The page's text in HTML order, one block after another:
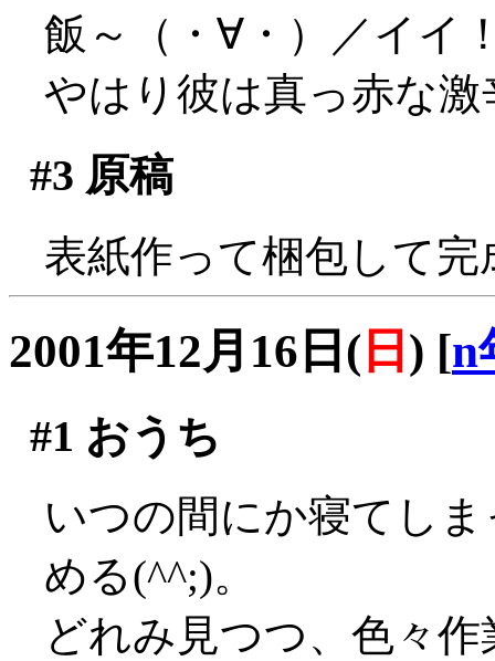
飯～（・∀・）／イイ
やはり彼は真っ赤な
#3 原稿
表紙作って梱包して
2001年12月16日( 日 ) [n
#1 おうち
いつの間にか寝てし
める(^^;)。
どれみ見つつ、色々作